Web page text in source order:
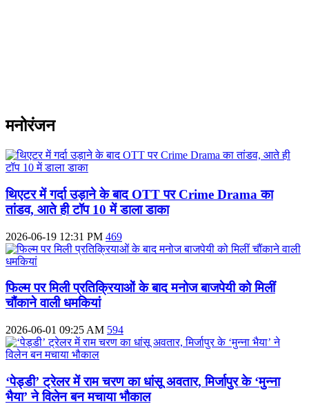
मनोरंजन
थिएटर में गर्दा उड़ाने के बाद OTT पर Crime Drama का
तांडव, आते ही टॉप 10 में डाला डाका
2026-06-19 12:31 PM 469
फिल्म पर मिली प्रतिक्रियाओं के बाद मनोज बाजपेयी को मिलीं
चौंकाने वाली धमकियां
2026-06-01 09:25 AM 594
‘पेड्डी’ ट्रेलर में राम चरण का धांसू अवतार, मिर्जापुर के ‘मुन्ना
भैया’ ने विलेन बन मचाया भौकाल